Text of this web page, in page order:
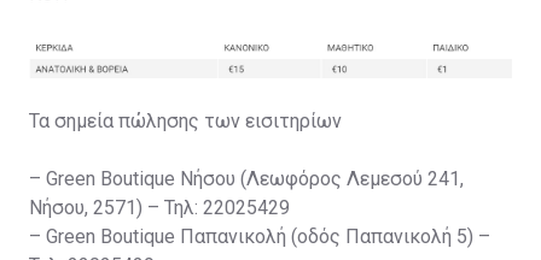
Τα σημεία πώλησης των εισιτηρίων
– Green Boutique Νήσου (Λεωφόρος Λεμεσού 241,
Νήσου, 2571) – Τηλ: 22025429
– Green Boutique Παπανικολή (οδός Παπανικολή 5) –